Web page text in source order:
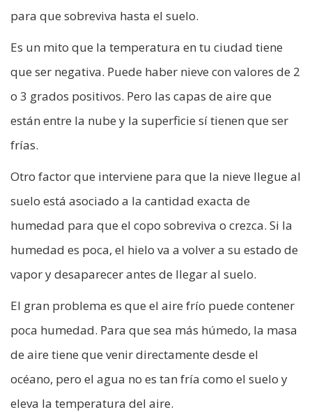
para que sobreviva hasta el suelo.
Es un mito que la temperatura en tu ciudad tiene
que ser negativa. Puede haber nieve con valores de 2
o 3 grados positivos. Pero las capas de aire que
están entre la nube y la superficie sí tienen que ser
frías.
Otro factor que interviene para que la nieve llegue al
suelo está asociado a la cantidad exacta de
humedad para que el copo sobreviva o crezca. Si la
humedad es poca, el hielo va a volver a su estado de
vapor y desaparecer antes de llegar al suelo.
El gran problema es que el aire frío puede contener
poca humedad. Para que sea más húmedo, la masa
de aire tiene que venir directamente desde el
océano, pero el agua no es tan fría como el suelo y
eleva la temperatura del aire.